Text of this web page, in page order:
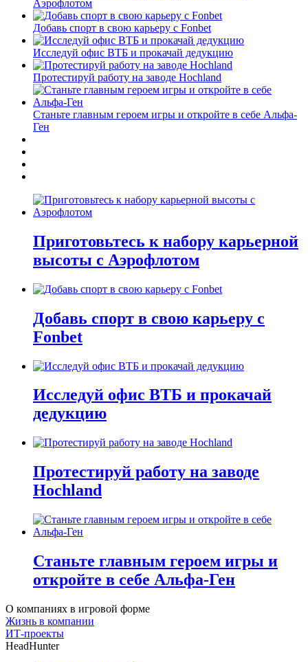
Аэрофлотом
Добавь спорт в свою карьеру с Fonbet
Исследуй офис ВТБ и прокачай дедукцию
Протестируй работу на заводе Hochland
Станьте главным героем игры и откройте в себе Альфа-
Ген
Приготовьтесь к набору карьерной
высоты с Аэрофлотом
Добавь спорт в свою карьеру с
Fonbet
Исследуй офис ВТБ и прокачай
дедукцию
Протестируй работу на заводе
Hochland
Станьте главным героем игры и
откройте в себе Альфа-Ген
О компаниях в игровой форме
Жизнь в компании
ИТ-проекты
HeadHunter